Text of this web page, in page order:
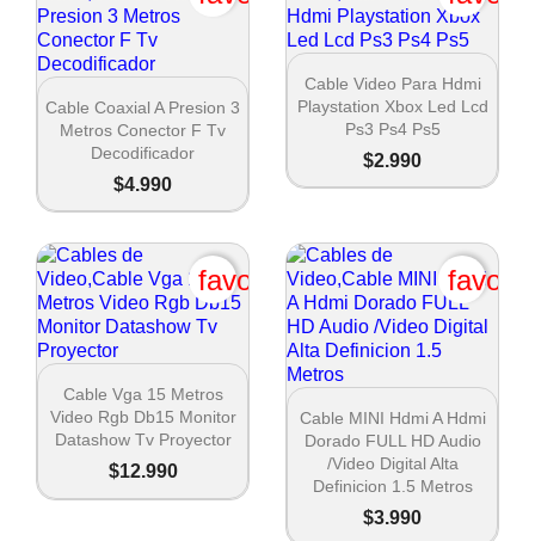
 Vista rápida
Cable Coaxial A Presion 3
Metros Conector F Tv
Decodificador
$4.990
 Vista rápida
Cable Video Para Hdmi
Playstation Xbox Led Lcd
Ps3 Ps4 Ps5
$2.990
 Vista rápida
Cable Vga 15 Metros
Video Rgb Db15 Monitor
Datashow Tv Proyector
$12.990
favorite_border
 Vista rápida
Cable MINI Hdmi A Hdmi
Dorado FULL HD Audio
/Video Digital Alta
Definicion 1.5 Metros
$3.990
Crear lista de deseos